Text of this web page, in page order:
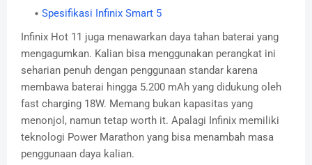
Spesifikasi Infinix Smart 5
Infinix Hot 11 juga menawarkan daya tahan baterai yang
mengagumkan. Kalian bisa menggunakan perangkat ini
seharian penuh dengan penggunaan standar karena
membawa baterai hingga 5.200 mAh yang didukung oleh
fast charging 18W. Memang bukan kapasitas yang
menonjol, namun tetap worth it. Apalagi Infinix memiliki
teknologi Power Marathon yang bisa menambah masa
penggunaan daya kalian.